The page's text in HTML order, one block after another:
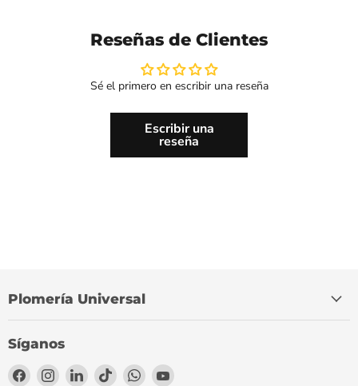
Reseñas de Clientes
Sé el primero en escribir una reseña
Escribir una
reseña
Plomería Universal
Síganos
Encuéntrenos
Encuéntrenos
Encuéntrenos
Encuéntrenos
Encuéntrenos
Encuéntrenos